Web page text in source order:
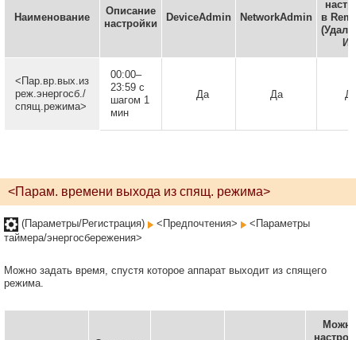
Наименование
Описание
настройки
DeviceAdmin NetworkAdmin
в
<Пар.вр.вых.из
реж.энергосб./
спящ.режима>
00:00–
23:59 с
шагом 1
мин
Да Да
<Парам. времени выхода из спящ. режима>
(Параметры/Регистрация) <Предпочтения>
<Параметры
таймера/энергосбережения>
Можно задать время, спустя которое аппарат выходит из спящего
режима.